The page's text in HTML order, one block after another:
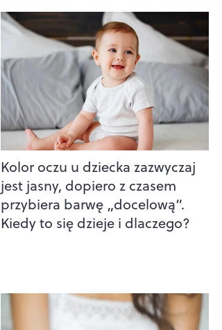
Kolor oczu u dziecka zazwyczaj
jest jasny, dopiero z czasem
przybiera barwę „docelową”.
Kiedy to się dzieje i dlaczego?